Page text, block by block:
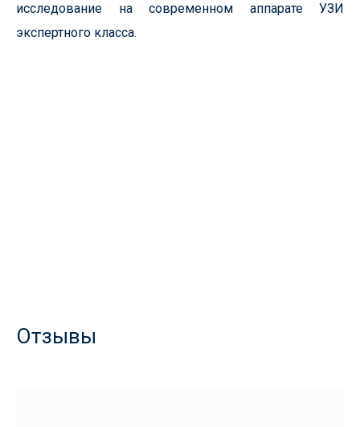
исследование на современном аппарате УЗИ
экспертного класса.
Отзывы